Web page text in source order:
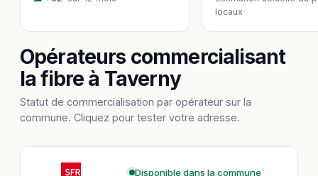
locaux
Opérateurs commercialisant
la fibre à Taverny
Statut de commercialisation par opérateur sur la
commune. Cliquez pour tester votre adresse.
Disponible dans la commune